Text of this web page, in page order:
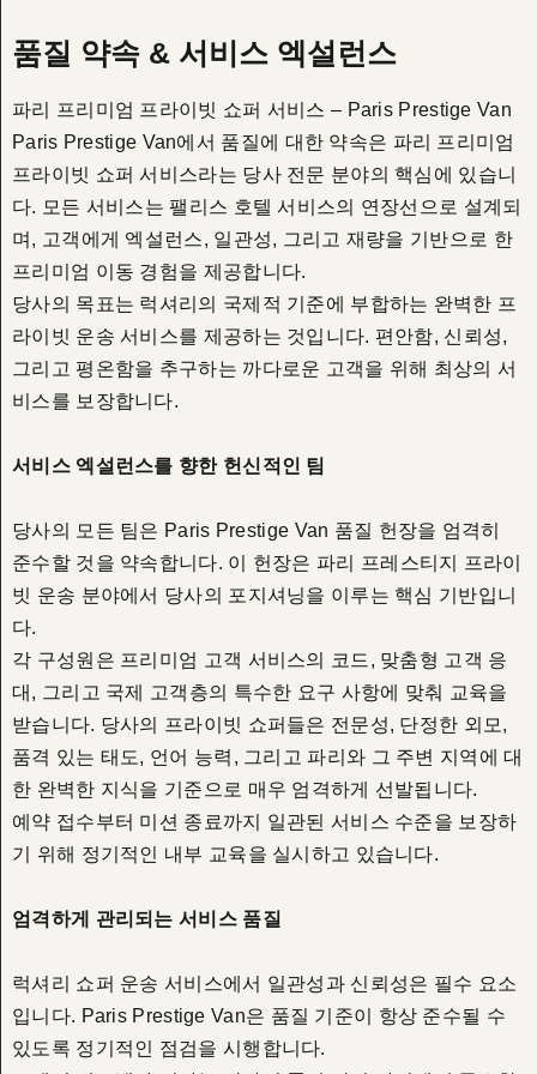
품질 약속 & 서비스 엑설런스
파리 프리미엄 프라이빗 쇼퍼 서비스 – Paris Prestige Van
Paris Prestige Van에서 품질에 대한 약속은 파리 프리미엄
프라이빗 쇼퍼 서비스라는 당사 전문 분야의 핵심에 있습니
다. 모든 서비스는 팰리스 호텔 서비스의 연장선으로 설계되
며, 고객에게 엑설런스, 일관성, 그리고 재량을 기반으로 한
프리미엄 이동 경험을 제공합니다.
당사의 목표는 럭셔리의 국제적 기준에 부합하는 완벽한 프
라이빗 운송 서비스를 제공하는 것입니다. 편안함, 신뢰성,
그리고 평온함을 추구하는 까다로운 고객을 위해 최상의 서
비스를 보장합니다.
서비스 엑설런스를 향한 헌신적인 팀
당사의 모든 팀은 Paris Prestige Van 품질 헌장을 엄격히
준수할 것을 약속합니다. 이 헌장은 파리 프레스티지 프라이
빗 운송 분야에서 당사의 포지셔닝을 이루는 핵심 기반입니
다.
각 구성원은 프리미엄 고객 서비스의 코드, 맞춤형 고객 응
대, 그리고 국제 고객층의 특수한 요구 사항에 맞춰 교육을
받습니다. 당사의 프라이빗 쇼퍼들은 전문성, 단정한 외모,
품격 있는 태도, 언어 능력, 그리고 파리와 그 주변 지역에 대
한 완벽한 지식을 기준으로 매우 엄격하게 선발됩니다.
예약 접수부터 미션 종료까지 일관된 서비스 수준을 보장하
기 위해 정기적인 내부 교육을 실시하고 있습니다.
엄격하게 관리되는 서비스 품질
럭셔리 쇼퍼 운송 서비스에서 일관성과 신뢰성은 필수 요소
입니다. Paris Prestige Van은 품질 기준이 항상 준수될 수
있도록 정기적인 점검을 시행합니다.